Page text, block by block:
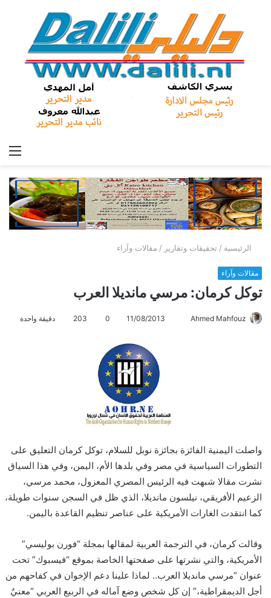
الرئيسية / تحقيقات وتقارير / مقالات وآراء
مقالات وآراء
توكل كرمان: مرسي مانديلا العرب
Ahmed Mahfouz
إ
ر
ي
ا
11/08/2013
0
203 دقيقة واحدة
واصلت اليمنية الفائزة بجائزة نوبل للسلام، توكل كرمان التعليق على
التطورات السياسية في مصر وفي بلدها الأم، اليمن، وفي هذا السياق
نشرت مقالا شبهت فيه الرئيس المصري المعزول، محمد مرسي،
الزعيم الأفريقي، نيلسون مانديلا، الذي ظل في السجن سنوات طويلة،
كما انتقدت الغارات الأمريكية على عناصر تنظيم القاعدة باليمن.
وقالت كرمان، في الترجمة العربية لمقالها بمجلة “فورن بوليسي”
الأمريكية، والتي نشرتها على صفحتها الخاصة بموقع “فيسبوك” تحت
عنوان “مرسي مانديلا العرب.. لماذا علينا دعم الإخوان في كفاحهم من
أجل الديمقراطية،” إن كل شخص وضع آماله في الربيع العربي “معنيٌ